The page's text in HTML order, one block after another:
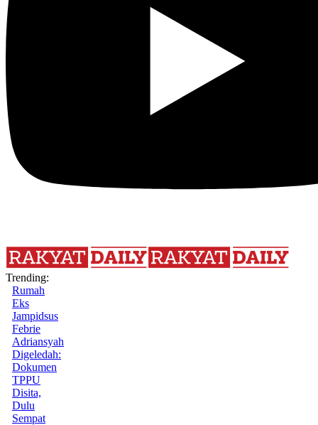
Trending:
Rumah
Eks
Jampidsus
Febrie
Adriansyah
Digeledah:
Dokumen
TPPU
Disita,
Dulu
Sempat